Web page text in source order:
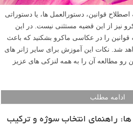
قوانین، دستورالعمل ها، یا دستوراتی
نیز از این قضیه مستثنی نیست. در این
قوانین را در عکاسی ماکرو بشکنید که باعث
شد. نکات این آموزش برای سایر ژانر های
رو مطالعه آن را به همه لنزکی های عزیز
ادامه مطلب
راهنمای انتخاب سوژه و ترکیب